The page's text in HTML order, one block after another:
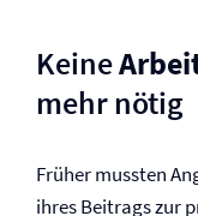
Keine
mehr nötig
Früher mussten
ihres Beitrags zur